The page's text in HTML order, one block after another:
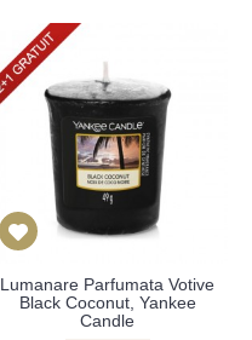
Lumanare Parfumata Votive
Black Coconut, Yankee
Candle